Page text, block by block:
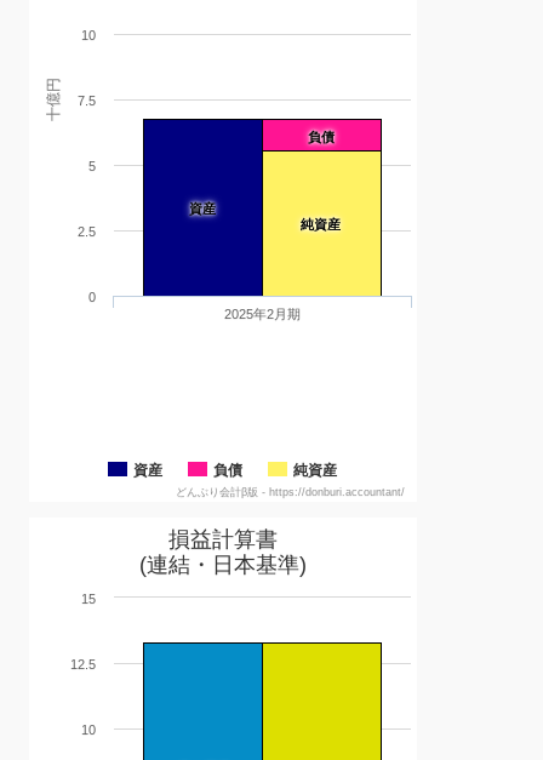
十億円
資産
負債
純資産
資産 負債 純資産
2025年2月期
0
2.5
5
7.5
10
どんぶり会計β版 - https://donburi.accountant/
損益計算書
(連結・日本基準)
10
12.5
15